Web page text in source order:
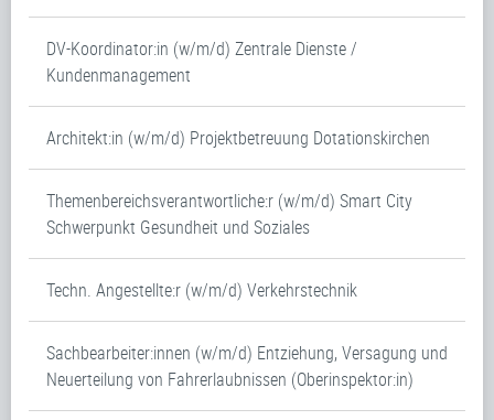
DV-Koordinator:in (w/m/d) Zentrale Dienste /
Kundenmanagement
Architekt:in (w/m/d) Projektbetreuung Dotationskirchen
Themenbereichsverantwortliche:r (w/m/d) Smart City
Schwerpunkt Gesundheit und Soziales
Techn. Angestellte:r (w/m/d) Verkehrstechnik
Sachbearbeiter:innen (w/m/d) Entziehung, Versagung und
Neuerteilung von Fahrerlaubnissen (Oberinspektor:in)